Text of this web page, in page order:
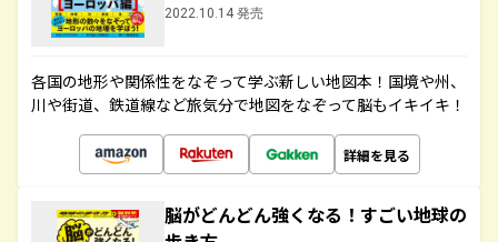
2022.10.14 発売
各国の地形や関係性をなぞって学ぶ新しい地図本！国境や州、
川や街道、鉄道線など旅気分で地図をなぞって脳もイキイキ！
詳細を見る
脳がどんどん強くなる！すごい地球の